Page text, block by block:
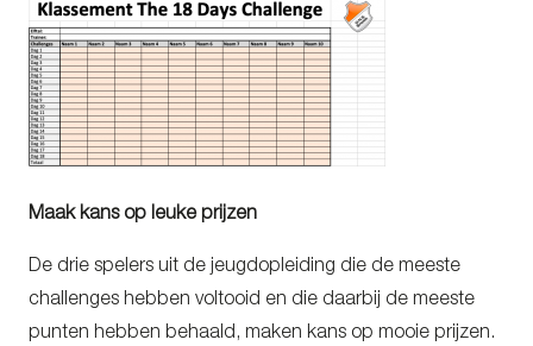
Maak kans op leuke prijzen
De drie spelers uit de jeugdopleiding die de meeste
challenges hebben voltooid en die daarbij de meeste
punten hebben behaald, maken kans op mooie prijzen.